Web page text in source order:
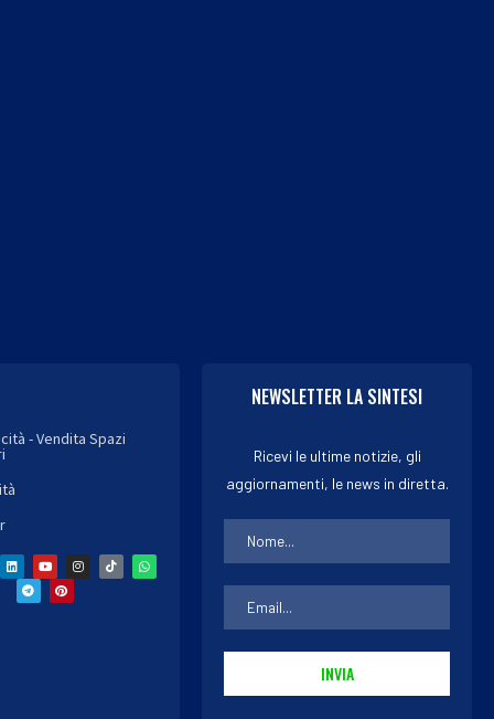
- Vendita Spazi
NEWSLETTER LA SINTESI
Ricevi le ultime notizie, gli
aggiornamenti, le news in diretta.